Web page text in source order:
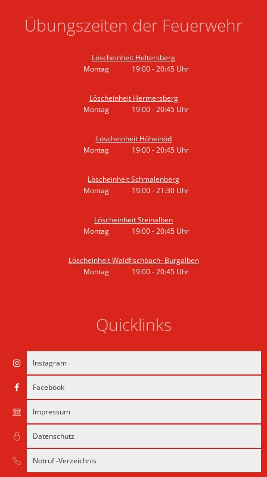
Übungszeiten der Feuerwehr
Löscheinheit Heltersberg
Montag
19:00-20:45 Uhr
Löscheinheit Hermersberg
Montag
19:00-20:45 Uhr
Löscheinheit Höheinöd
Montag
19:00-20:45 Uhr
Löscheinheit Schmalenberg
Montag
19:00-21:30 Uhr
Löscheinheit Steinalben
Montag
19:00-20:45 Uhr
Löscheinheit Waldfischbach- Burgalben
Montag
19:00-20:45 Uhr
Quicklinks
Instagram
Facebook
Impressum
Datenschutz
Notruf -Verzeichnis